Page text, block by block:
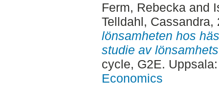
Ferm, Rebeckaand
Telldahl, Cassandra,
lönsamheten hos
studie av
cycle, G2E.
Economics